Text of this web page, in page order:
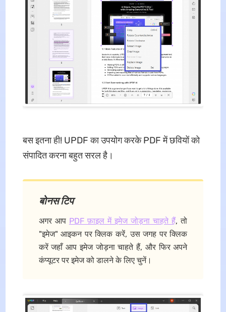
बस इतना ही! UPDF का उपयोग करके PDF में छवियों को
संपादित करना बहुत सरल है।
बोनस टिप
अगर आप PDF फ़ाइल में इमेज जोड़ना चाहते हैं, तो
"इमेज" आइकन पर क्लिक करें, उस जगह पर क्लिक
करें जहाँ आप इमेज जोड़ना चाहते हैं, और फिर अपने
कंप्यूटर पर इमेज को डालने के लिए चुनें।